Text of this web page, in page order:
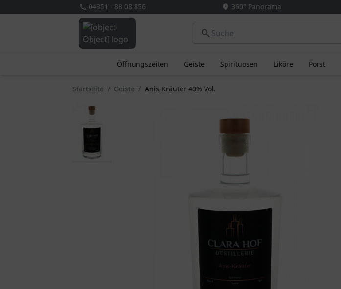
04351 - 88 08 856 360° Panorama
Öffnungszeiten Geiste Spirituosen Liköre Porst
Startseite Geiste Anis-Kräuter 40% Vol.